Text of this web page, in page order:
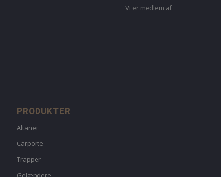
Vi er medlem af
PRODUKTER
Altaner
Carporte
Trapper
Gelændere